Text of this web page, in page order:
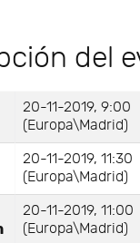
del
20-11-2019, 9:00
(Europa\Madrid)
20-11-2019, 11:30
(Europa\Madrid)
20-11-2019, 11:00
(Europa\Madrid)